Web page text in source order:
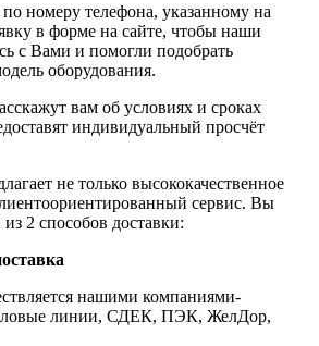
по номеру телефона, указанному на
в форме на сайте, чтобы наши
с Вами и помогли подобрать
оборудования.
вам об условиях и сроках
индивидуальный просчёт
не только высококачественное
сервис. Вы
2 способов доставки:
нашими компаниями-
линии, СДЕК, ПЭК, ЖелДор,